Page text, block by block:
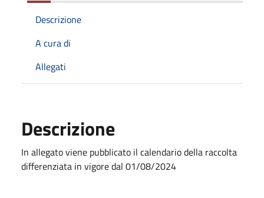
Descrizione
A cura di
Allegati
Descrizione
In allegato viene pubblicato il calendario della raccolta
differenziata in vigore dal 01/08/2024